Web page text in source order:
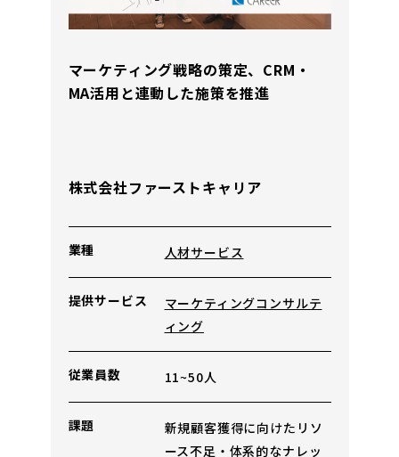
マーケティング戦略の策定、CRM・
MA活用と連動した施策を推進
株式会社ファーストキャリア
業種 人材サービス
提供サービス
マーケティングコンサルテ
ィング
従業員数 11~50人
課題
新規顧客獲得に向けたリソ
ース不足・体系的なナレッ